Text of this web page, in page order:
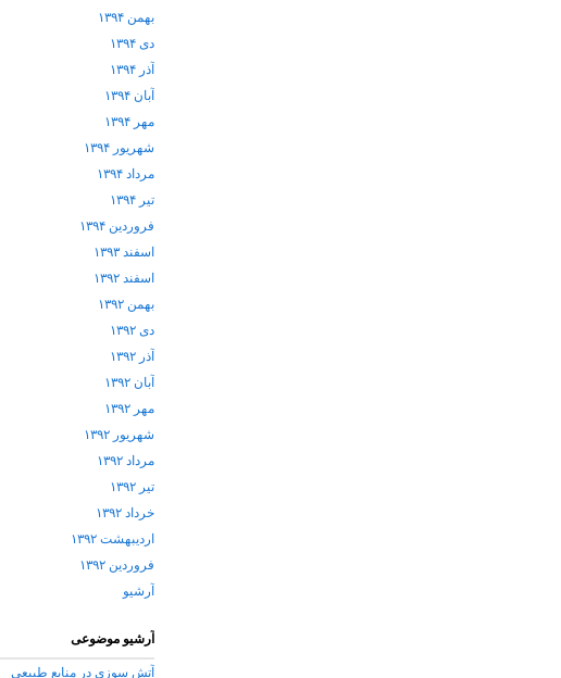
بهمن ۱۳۹۴
دی ۱۳۹۴
آذر ۱۳۹۴
آبان ۱۳۹۴
مهر ۱۳۹۴
شهریور ۱۳۹۴
مرداد ۱۳۹۴
تیر ۱۳۹۴
فروردین ۱۳۹۴
اسفند ۱۳۹۳
اسفند ۱۳۹۲
بهمن ۱۳۹۲
دی ۱۳۹۲
آذر ۱۳۹۲
آبان ۱۳۹۲
مهر ۱۳۹۲
شهریور ۱۳۹۲
مرداد ۱۳۹۲
تیر ۱۳۹۲
خرداد ۱۳۹۲
اردیبهشت ۱۳۹۲
فروردین ۱۳۹۲
آرشيو
آرشیو موضوعی
آتش سوزی در منابع طبیعی